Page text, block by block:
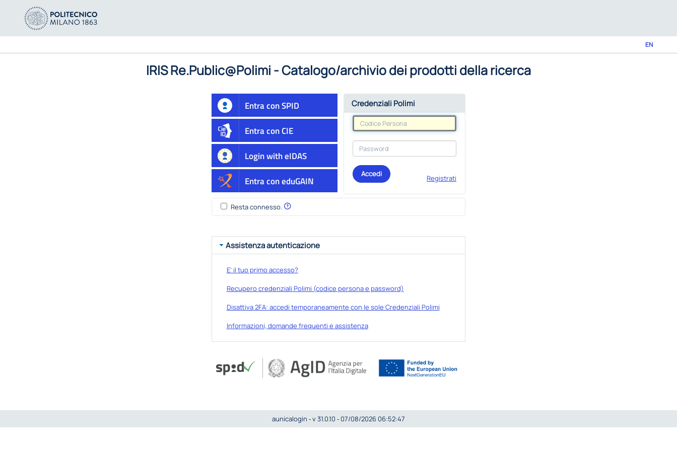
EN
IRIS Re.Public@Polimi - Catalogo/archivio dei prodotti della ricerca
Entra con SPID
Entra con CIE
Login with eIDAS
Entra con eduGAIN
Credenziali Polimi
Accedi
Registrati
Resta connesso.
Assistenza autenticazione
E' il tuo primo accesso?
Recupero credenziali Polimi (codice persona e password)
Disattiva 2FA: accedi temporaneamente con le sole Credenziali Polimi
Informazioni, domande frequenti e assistenza
aunicalogin ‐ v 31.0.10 ‐ 07/08/2026 06:52:47